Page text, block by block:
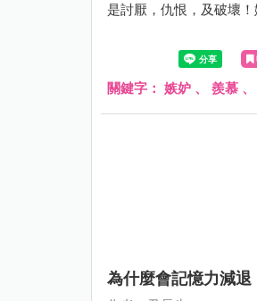
是討厭，仇恨，及破壞
關鍵字： 嫉妒 、 羨慕 、
為什麼會記憶力減退